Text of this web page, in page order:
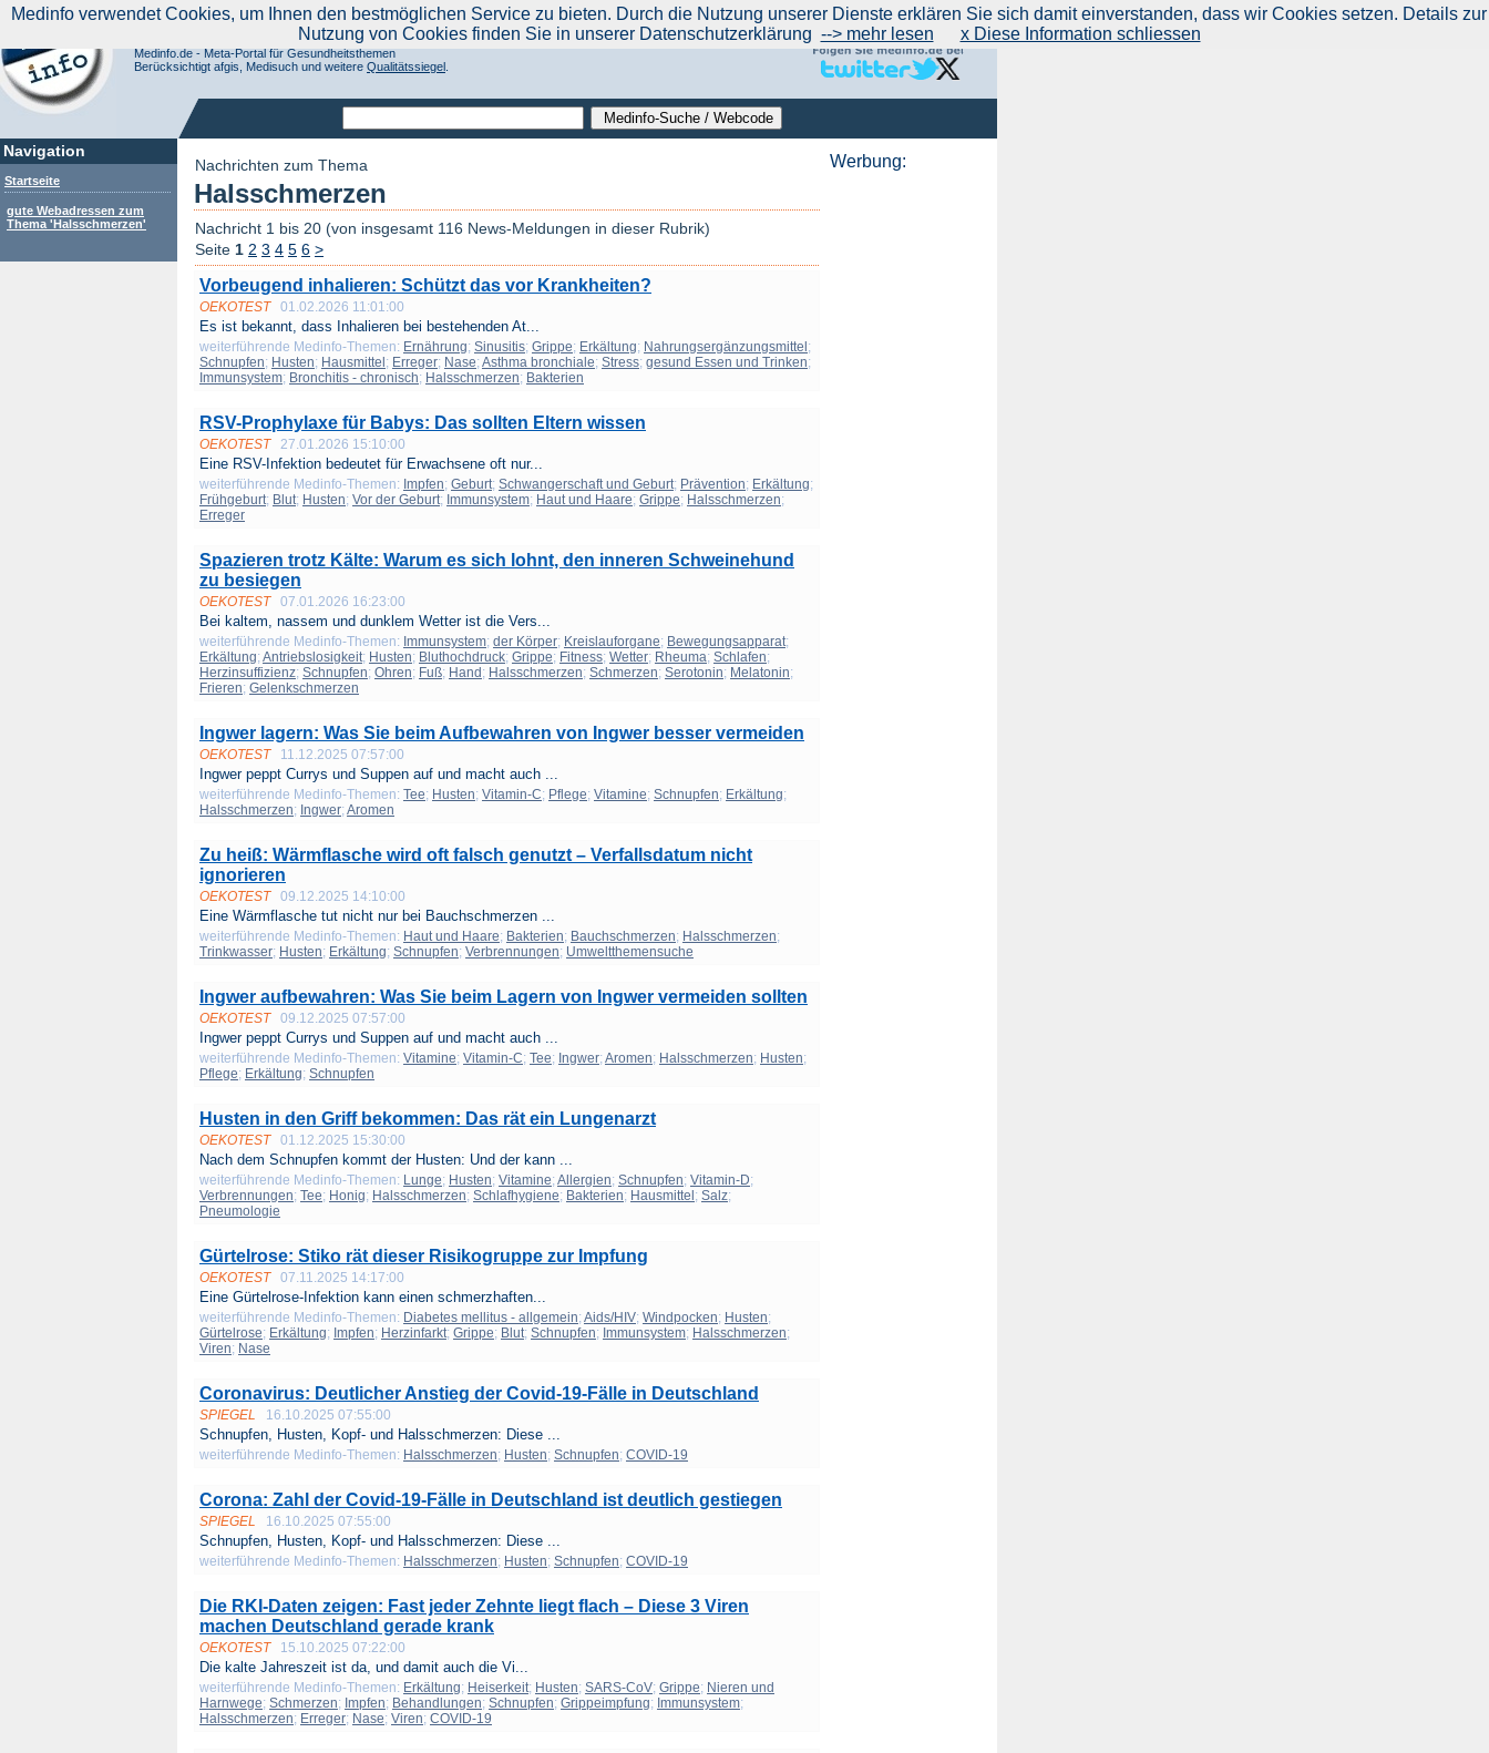
Navigation
Startseite
gute Webadressen zum
Thema 'Halsschmerzen'
Aktuelle Nachrichten|Nachrichtentrend | werben auf Medinfo|Anbieter hinzufügen (Gratis!)|über Medinfo|Feedback
Suchen Sie noch oder Finden Sie schon?
Medinfo.de - Meta-Portal für Gesundheitsthemen
Berücksichtigt afgis, Medisuch und weitere Qualitätssiegel
Nachrichten zum Thema
Halsschmerzen
Nachricht 1 bis 20 (von insgesamt 116 News-Meldungen in dieser Rubrik)
Seite 1 2 3 4 5 6 >
Vorbeugend inhalieren: Schützt das vor Krankheiten?
OEKOTEST 01.02.2026 11:01:00
Es ist bekannt, dass Inhalieren bei bestehenden At...
weiterführende Medinfo-Themen: Ernährung; Sinusitis; Grippe; Erkältung; Nahrungsergänzungsmittel ;
Schnupfen; Husten; Hausmittel ; Erreger; Nase; Asthma bronchiale; Stress; gesund Essen und Trinken;
Immunsystem; Bronchitis - chronisch; Halsschmerzen; Bakterien
RSV-Prophylaxe für Babys: Das sollten Eltern wissen
OEKOTEST 27.01.2026 15:10:00
Eine RSV-Infektion bedeutet für Erwachsene oft nur...
weiterführende Medinfo-Themen: Impfen; Geburt; Schwangerschaft und Geburt; Prävention; Erkältung;
Frühgeburt; Blut; Husten; Vor der Geburt; Immunsystem; Haut und Haare; Grippe; Halsschmerzen;
Erreger
Spazieren trotz Kälte: Warum es sich lohnt, den inneren Schweinehund
zu besiegen
OEKOTEST 07.01.2026 16:23:00
Bei kaltem, nassem und dunklem Wetter ist die Vers...
weiterführende Medinfo-Themen: Immunsystem; der Körper; Kreislauforgane; Bewegungsapparat;
Erkältung; Antriebslosigkeit; Husten; Bluthochdruck; Grippe; Fitness; Wetter; Rheuma; Schlafen;
Herzinsuffizienz; Schnupfen; Ohren; Fuß; Hand ; Halsschmerzen; Schmerzen; Serotonin; Melatonin;
Frieren; Gelenkschmerzen
Ingwer lagern: Was Sie beim Aufbewahren von Ingwer besser vermeiden
OEKOTEST 11.12.2025 07:57:00
Ingwer peppt Currys und Suppen auf und macht auch ...
weiterführende Medinfo-Themen: Tee; Husten; Vitamin-C; Pflege; Vitamine; Schnupfen; Erkältung;
Halsschmerzen; Ingwer; Aromen
Zu heiß: Wärmflasche wird oft falsch genutzt – Verfallsdatum nicht
ignorieren
OEKOTEST 09.12.2025 14:10:00
Eine Wärmflasche tut nicht nur bei Bauchschmerzen ...
weiterführende Medinfo-Themen: Haut und Haare; Bakterien; Bauchschmerzen; Halsschmerzen;
Trinkwasser; Husten; Erkältung; Schnupfen; Verbrennungen; Umweltthemensuche
Ingwer aufbewahren: Was Sie beim Lagern von Ingwer vermeiden sollten
OEKOTEST 09.12.2025 07:57:00
Ingwer peppt Currys und Suppen auf und macht auch ...
weiterführende Medinfo-Themen: Vitamine; Vitamin-C; Tee; Ingwer; Aromen; Halsschmerzen; Husten;
Pflege; Erkältung; Schnupfen
Husten in den Griff bekommen: Das rät ein Lungenarzt
OEKOTEST 01.12.2025 15:30:00
Nach dem Schnupfen kommt der Husten: Und der kann ...
weiterführende Medinfo-Themen: Lunge; Husten; Vitamine; Allergien; Schnupfen; Vitamin-D;
Verbrennungen; Tee; Honig; Halsschmerzen; Schlafhygiene; Bakterien; Hausmittel ; Salz;
Pneumologie
Gürtelrose: Stiko rät dieser Risikogruppe zur Impfung
OEKOTEST 07.11.2025 14:17:00
Eine Gürtelrose-Infektion kann einen schmerzhaften...
weiterführende Medinfo-Themen: Diabetes mellitus - allgemein; Aids/HIV; Windpocken; Husten;
Gürtelrose; Erkältung; Impfen; Herzinfarkt; Grippe; Blut; Schnupfen; Immunsystem; Halsschmerzen;
Viren; Nase
Coronavirus: Deutlicher Anstieg der Covid-19-Fälle in Deutschland
SPIEGEL 16.10.2025 07:55:00
Schnupfen, Husten, Kopf- und Halsschmerzen: Diese ...
weiterführende Medinfo-Themen: Halsschmerzen; Husten; Schnupfen; COVID-19
Corona: Zahl der Covid-19-Fälle in Deutschland ist deutlich gestiegen
SPIEGEL 16.10.2025 07:55:00
Schnupfen, Husten, Kopf- und Halsschmerzen: Diese ...
weiterführende Medinfo-Themen: Halsschmerzen; Husten; Schnupfen; COVID-19
Die RKI-Daten zeigen: Fast jeder Zehnte liegt flach – Diese 3 Viren
machen Deutschland gerade krank
OEKOTEST 15.10.2025 07:22:00
Die kalte Jahreszeit ist da, und damit auch die Vi...
weiterführende Medinfo-Themen: Erkältung; Heiserkeit; Husten; SARS-CoV; Grippe; Nieren und
Harnwege; Schmerzen; Impfen; Behandlungen; Schnupfen; Grippeimpfung; Immunsystem;
Halsschmerzen; Erreger; Nase; Viren; COVID-19
Werbung:
Medinfo verwendet Cookies, um Ihnen den bestmöglichen Service zu bieten. Durch die Nutzung unserer Dienste erklären Sie sich damit einverstanden, dass wir Cookies setzen. Details zur
Nutzung von Cookies finden Sie in unserer Datenschutzerklärung --> mehr lesen x Diese Information schliessen